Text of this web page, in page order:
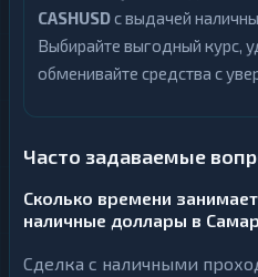
CASHUSDс выдачей
Выбирайте выгодный курс,
обменивайте средства с
Часто задаваемые
Сколько времени
наличные доллары в
Сделка с наличными